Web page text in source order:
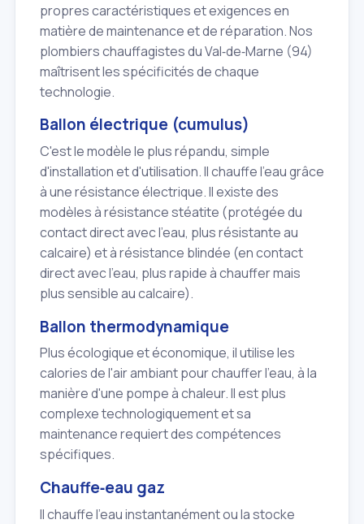
propres caractéristiques et exigences en
matière de maintenance et de réparation. Nos
plombiers chauffagistes du Val‑de‑Marne (94)
maîtrisent les spécificités de chaque
technologie.
Ballon électrique (cumulus)
C'est le modèle le plus répandu, simple
d'installation et d'utilisation. Il chauffe l'eau grâce
à une résistance électrique. Il existe des
modèles à résistance stéatite (protégée du
contact direct avec l'eau, plus résistante au
calcaire) et à résistance blindée (en contact
direct avec l'eau, plus rapide à chauffer mais
plus sensible au calcaire).
Ballon thermodynamique
Plus écologique et économique, il utilise les
calories de l'air ambiant pour chauffer l'eau, à la
manière d'une pompe à chaleur. Il est plus
complexe technologiquement et sa
maintenance requiert des compétences
spécifiques.
Chauffe‑eau gaz
Il chauffe l'eau instantanément ou la stocke